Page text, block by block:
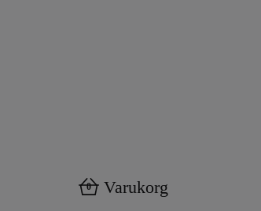
0 Varukorg